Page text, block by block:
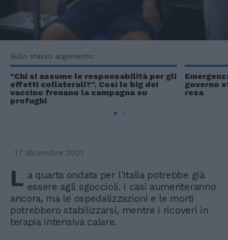
Sullo stesso argomento:
"Chi si assume le responsabilità per gli
effetti collaterali?". Così le big dei
vaccino frenano la campagna su
profughi
governo
resa
17 dicembre 2021
L a quarta ondata per l'Italia potrebbe già
essere agli sgoccioli. I casi aumenteranno
ancora, ma le ospedalizzazioni e le morti
potrebbero stabilizzarsi, mentre i ricoveri in
terapia intensiva calare.